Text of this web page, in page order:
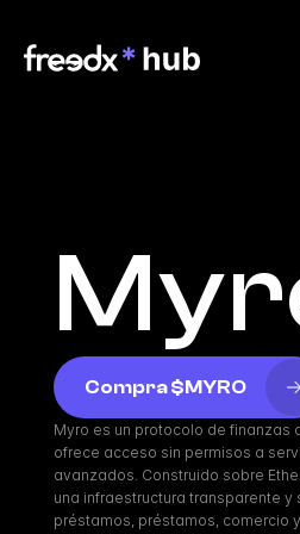
Compra $MYRO
Myro es un protocolo de finanzas
ofrece acceso sin permisos a
avanzados. Construido sobre
una infraestructura transparente y
préstamos, préstamos, comercio